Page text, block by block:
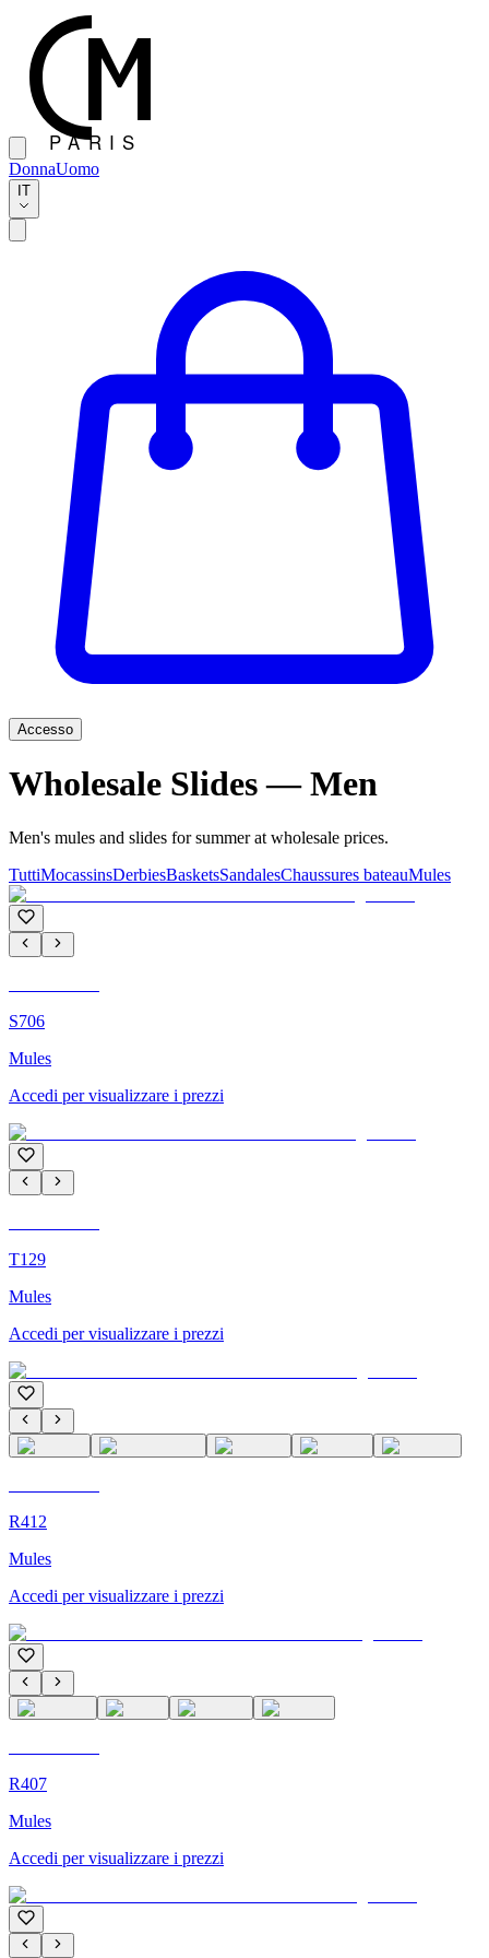
DonnaUomo
IT
Accesso
Wholesale Slides — Men
Men's mules and slides for summer at wholesale prices.
TuttiMocassinsDerbiesBasketsSandalesChaussures bateauMules
S706
Mules
Accedi per visualizzare i prezzi
T129
Mules
Accedi per visualizzare i prezzi
R412
Mules
Accedi per visualizzare i prezzi
R407
Mules
Accedi per visualizzare i prezzi